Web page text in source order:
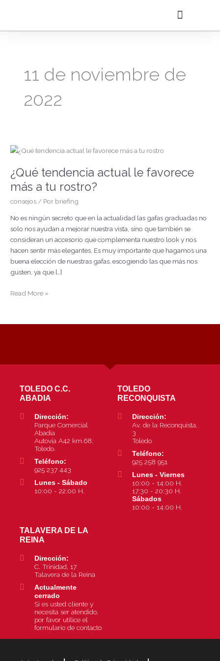
11 de noviembre de
2022
¿Qué tendencia actual le favorece
más a tu rostro?
consejos / Por briefing
No es ningún secreto que en la actualidad las gafas graduadas no
solo nos ayudan a mejorar nuestra vista, sino que también se
consideran un accesorio que complementa nuestro look y nos
hacen sentir más elegantes. Es muy importante que hagamos una
buena elección de nuestras gafas, escogiendo las que más nos
gusten, ya que […]
¿Qué
actual
le
favorece
más
rostro?
Read More »
TOLEDO C.C.
ABADIA
Dirección:
Parque Comercial
Abadía
Autovía A42 km.68.
Toledo.
Teléfono:
925 237 443
Lunes - Sábado
10:00 - 22:00 H.
TOLEDO
RECONQUISTA
Dirección:
Av. de la Reconquista,
3
Toledo
Teléfono:
925 258 951
Lunes - Viernes
10:00 - 14:00 H.
17:30 - 20:30 H.
Sábados
10:00 - 14:00 H.
TALAVERA DE LA
REINA
Dirección:
C. Trinidad, 17
Talavera de la Reina
Actualmente
cerrado
Si es usted cliente y
necesita ser atendido,
por favor utilice el
formulario de contacto